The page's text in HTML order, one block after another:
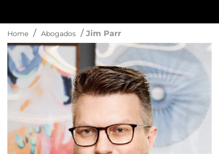
Home / Abogados / Jim Parr